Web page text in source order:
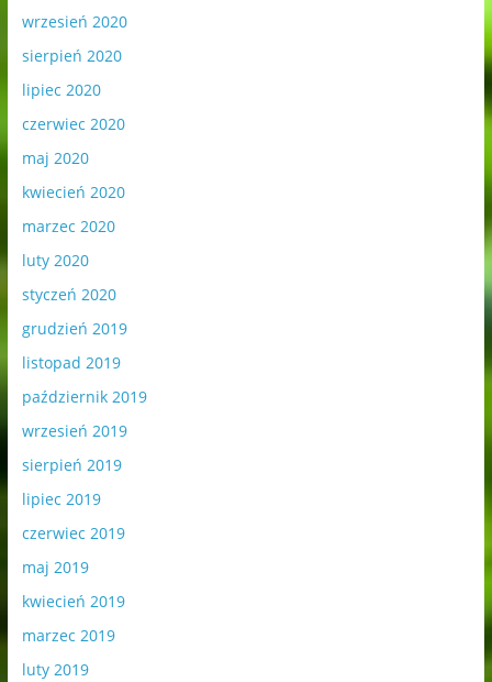
wrzesień 2020
sierpień 2020
lipiec 2020
czerwiec 2020
maj 2020
kwiecień 2020
marzec 2020
luty 2020
styczeń 2020
grudzień 2019
listopad 2019
październik 2019
wrzesień 2019
sierpień 2019
lipiec 2019
czerwiec 2019
maj 2019
kwiecień 2019
marzec 2019
luty 2019